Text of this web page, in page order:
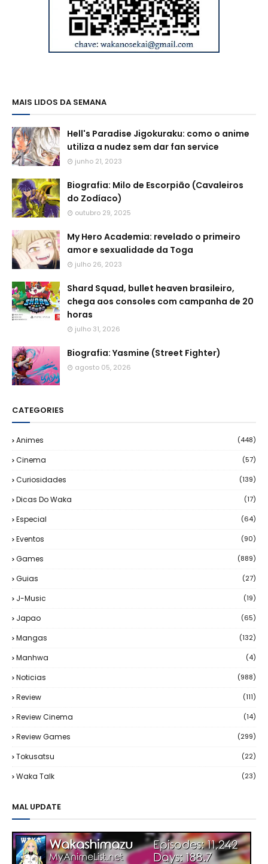
MAIS LIDOS DA SEMANA
Hell's Paradise Jigokuraku: como o anime
utiliza a nudez sem dar fan service
junho 21, 2023
Biografia: Milo de Escorpião (Cavaleiros
do Zodíaco)
outubro 29, 2025
My Hero Academia: revelado o primeiro
amor e sexualidade da Toga
julho 26, 2023
Shard Squad, bullet heaven brasileiro,
chega aos consoles com campanha de 20
horas
julho 31, 2026
Biografia: Yasmine (Street Fighter)
agosto 05, 2026
CATEGORIES
Animes (448)
Cinema (57)
Curiosidades (139)
Dicas Do Waka (17)
Especial (64)
Eventos (90)
Games (889)
Guias (27)
J-Music (19)
Japao (65)
Mangas (132)
Manhwa (4)
Noticias (988)
Review (111)
Review Cinema (14)
Review Games (299)
Tokusatsu (22)
Waka Talk (23)
MAL UPDATE